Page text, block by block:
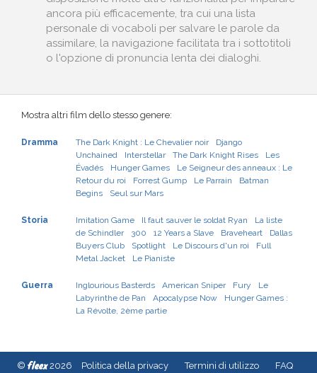
ancora più efficacemente, tra cui una lista
personale di vocaboli per salvare le parole da
assimilare, la navigazione facilitata tra i sottotitoli
o l'opzione di pronuncia lenta dei dialoghi.
Mostra altri film dello stesso genere:
Dramma The Dark Knight : Le Chevalier noir
Django
Unchained
Interstellar The Dark Knight Rises
Les
Évadés
Hunger Games
Le Seigneur des anneaux : Le
Retour du roi
Forrest Gump Le Parrain
Batman
Begins
Seul sur Mars
Storia Imitation Game Il faut sauver le soldat Ryan
La liste
de Schindler
300 12 Years a Slave Braveheart
Dallas
Buyers Club
Spotlight Le Discours d'un roi
Full
Metal Jacket
Le Pianiste
Guerra Inglourious Basterds American Sniper Fury
Le
Labyrinthe de Pan
Apocalypse Now
Hunger Games :
La Révolte, 2ème partie
© fleex2026 Politica della privacy Termini di utilizzo FAQ